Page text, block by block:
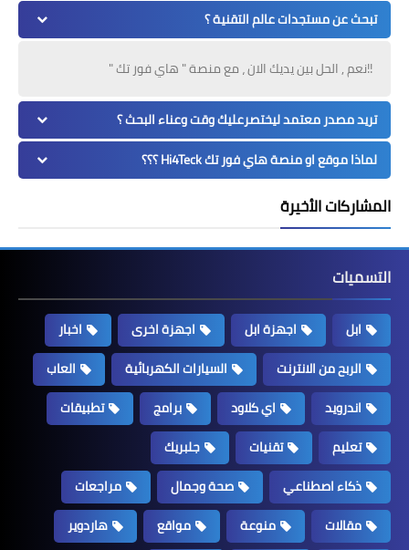
تبحث عن مستجدات عالم التقنية ؟
!!نعم , الحل بين يديك الان ، مع منصة " هاي فور تك "
تريد مصدر معتمد ليختصرعليك وقت وعناء البحث ؟
لماذا موقع او منصة هاي فور تك Hi4Teck ؟؟؟
المشاركات الأخيرة
التسميات
ابل اجهزة ابل اجهزة اخرى
اخبار
الربح من الانترنت
السيارات الكهربائية
العاب
اندرويد
اي كلاود برامج
تطبيقات
تعليم
تقنيات
جلبريك
ذكاء اصطناعي
صحة وجمال
مراجعات
مقالات
منوعة مواقع
هاردوير